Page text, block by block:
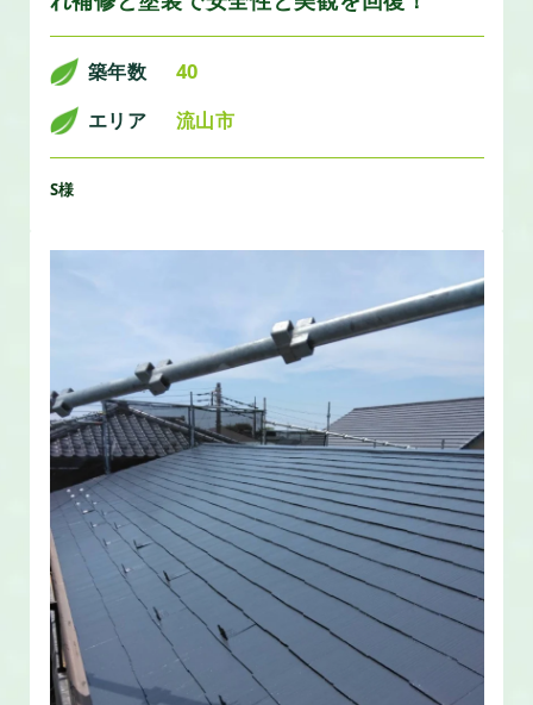
築年数
40
エリア
流山市
S様